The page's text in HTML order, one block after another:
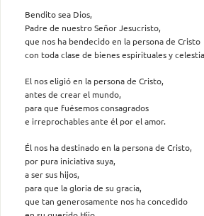
Bendito sea Dios,
Padre de nuestro Señor Jesucristo,
que nos ha bendecido en la persona de Cristo
con toda clase de bienes espirituales y
El nos eligió en la persona de Cristo,
antes de crear el mundo,
para que fuésemos consagrados
e irreprochables ante él por el amor.
Él nos ha destinado en la persona de Cristo,
por pura iniciativa suya,
a ser sus hijos,
para que la gloria de su gracia,
que tan generosamente nos ha concedido